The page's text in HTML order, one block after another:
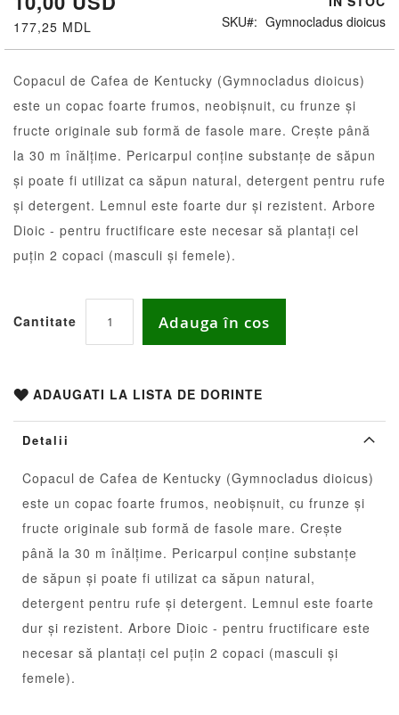
177,25 MDL
SKU
Gymnocladus dioicus
Copacul de Cafea de Kentucky (Gymnocladus dioicus)
este un copac foarte frumos, neobișnuit, cu frunze și
fructe originale sub formă de fasole mare. Crește până
la 30 m înălțime. Pericarpul conține substanțe de săpun
și poate fi utilizat ca săpun natural, detergent pentru rufe
și detergent. Lemnul este foarte dur și rezistent. Arbore
Dioic - pentru fructificare este necesar să plantați cel
puțin 2 copaci (masculi și femele).
Cantitate Adauga în cos
ADAUGATI LA LISTA DE DORINTE
the
beginning
of
the
images
gallery
Detalii
Copacul de Cafea de Kentucky (Gymnocladus dioicus)
este un copac foarte frumos, neobișnuit, cu frunze și
fructe originale sub formă de fasole mare. Crește
până la 30 m înălțime. Pericarpul conține substanțe
de săpun și poate fi utilizat ca săpun natural,
detergent pentru rufe și detergent. Lemnul este foarte
dur și rezistent. Arbore Dioic - pentru fructificare este
necesar să plantați cel puțin 2 copaci (masculi și
femele).